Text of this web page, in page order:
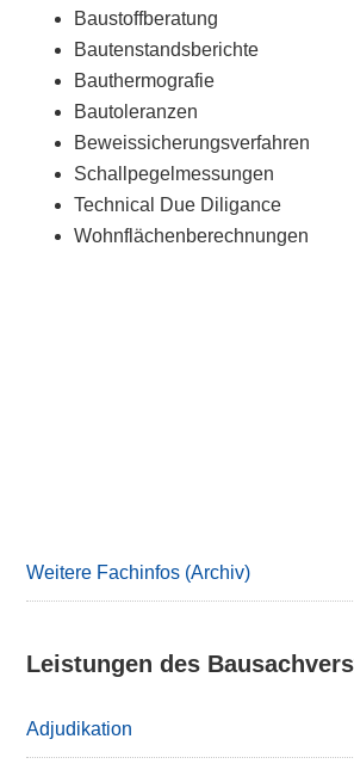
Baustoffberatung
Bautenstandsberichte
Bauthermografie
Bautoleranzen
Beweissicherungsverfahren
Schallpegelmessungen
Technical Due Diligance
Wohnflächenberechnungen
Weitere Fachinfos (Archiv)
Leistungen des
Adjudikation